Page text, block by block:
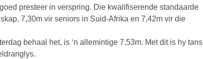
presteer in verspring. Die kwalifiserende standaarde
7,30m vir seniors in Suid-Afrika en 7,42m vir die
behaal het, is ‘n allemintige 7,53m. Met dit is hy tans